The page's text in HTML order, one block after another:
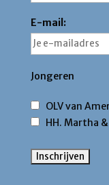
E-mail:
Jongeren
OLV van
HH. Martha